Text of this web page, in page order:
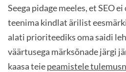
Seega pidage meeles, et SEO
teenima kindlat ärilist
alati prioriteediks oma saidi
väärtusega märksõnade järgi
kaasa teiepeamistele